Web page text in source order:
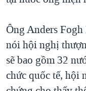
Ông Anders
nói hội nghị
sẽ bao gồm 32
chức quốc tế, hội